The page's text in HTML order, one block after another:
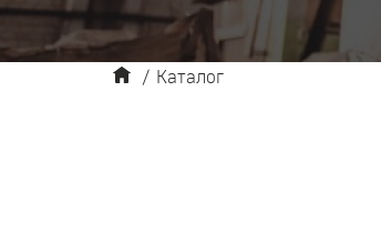
/ Каталог